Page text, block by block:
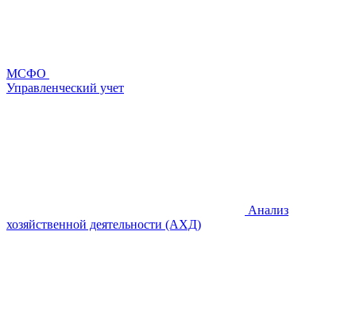
МСФО
Управленческий учет
Анализ
хозяйственной деятельности (АХД)